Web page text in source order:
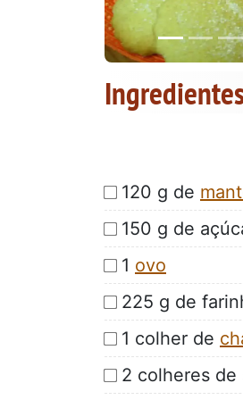
120 g de
150 g de
1 ovo
225 g de
1 colher de
2 colheres de